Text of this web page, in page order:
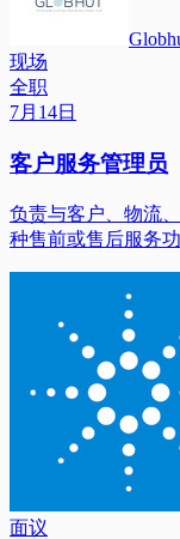
现场
全职
7月14日
客户服务管理员
负责与客户、物流
种售前或售后服务功
面议